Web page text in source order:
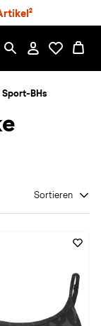
Sport-BHs
Sortieren